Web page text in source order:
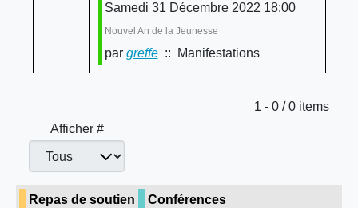
Samedi 31 Décembre 2022 18:00
Nouvel An de la Jeunesse
par greffe:: Manifestations
Limite de la pagination
1 - 0 / 0 items
Afficher #
Repas de soutien Conférences